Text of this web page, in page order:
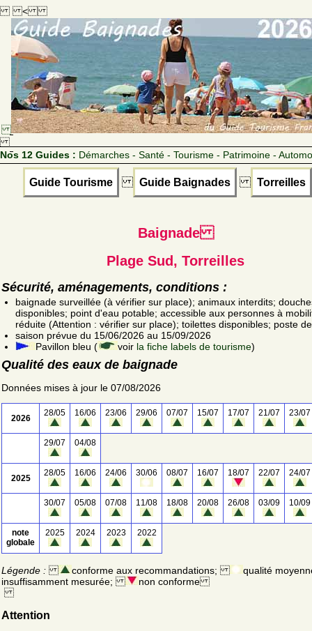
<
Nos 12 Guides : Démarches - Santé - Tourisme - Patrimoine -
Guide Tourisme Guide Baignades Torreilles
Baignade
Plage Sud, Torreilles
Sécurité, aménagements, conditions :
baignade surveillée (à vérifier sur place); animaux interdits;
disponibles; point d'eau potable; accessible aux personnes à
réduite (Attention : vérifier sur place); toilettes disponibles; poste
saison prévue du 15/06/2026 au 15/09/2026
Pavillon bleu (
voir la fiche labels de tourisme)
Qualité des eaux de baignade
Données mises à jour le 07/08/2026
2026
28/05 16/06 23/06 29/06 07/07 15/07 17/07 21/07 23/07
29/07 04/08
2025
28/05 16/06 24/06 30/06 08/07 16/07 18/07 22/07 24/07
30/07 05/08 07/08 11/08 18/08 20/08 26/08 03/09 10/09
note
globale
2025 2024 2023 2022
Légende : conforme aux recommandations;
qualité
insuffisamment mesurée;
non conforme
Attention